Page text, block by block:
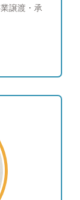
譲渡・承